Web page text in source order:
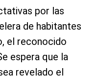
por las
de habitantes
el reconocido
espera que la
revelado el